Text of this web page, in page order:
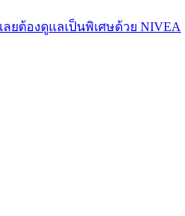
ยต้องดูแลเป็นพิเศษด้วย NIVEA